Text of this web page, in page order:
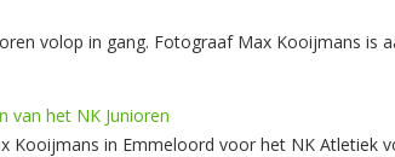
volop in gang. Fotograaf Max Kooijmans is
van het NK Junioren
Kooijmans in Emmeloord voor het NK Atletiek